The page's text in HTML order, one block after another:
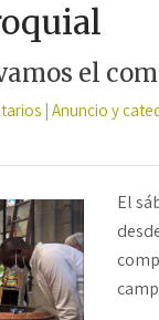
el
Anuncio y
El